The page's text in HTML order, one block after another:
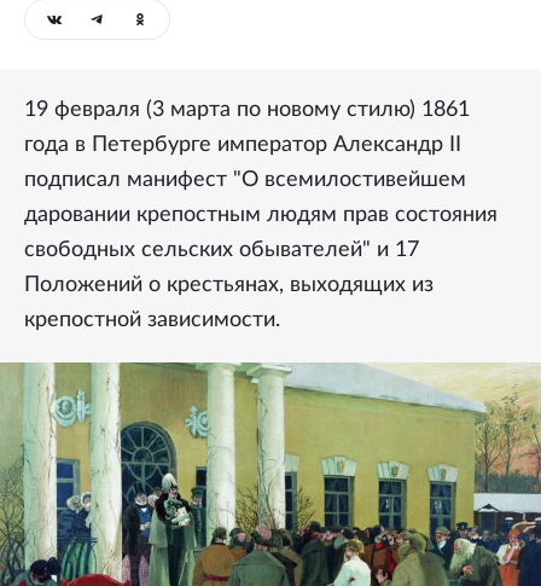
19 февраля (3 марта по новому стилю) 1861
года в Петербурге император Александр II
подписал манифест "О всемилостивейшем
даровании крепостным людям прав состояния
свободных сельских обывателей" и 17
Положений о крестьянах, выходящих из
крепостной зависимости.